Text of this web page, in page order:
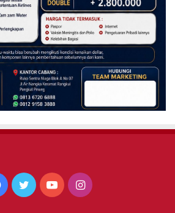
Facebook
TwitterYouTubeInstagram